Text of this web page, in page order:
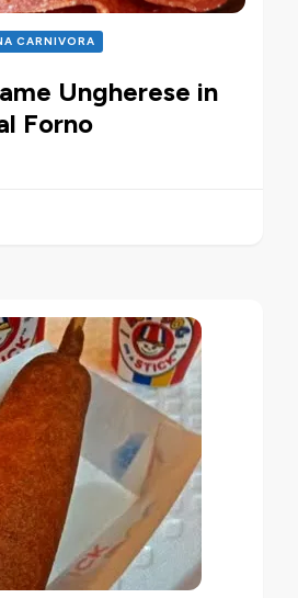
CARNIVORA
Ungherese in
Forno